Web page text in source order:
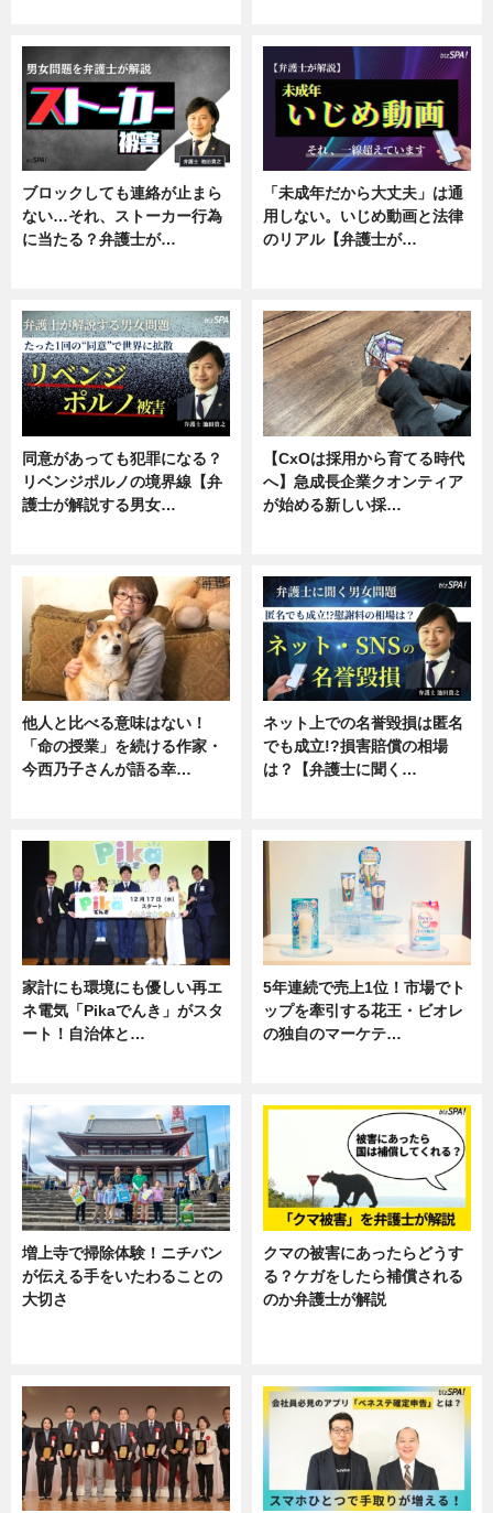
ブロックしても連絡が止まら
ない…それ、ストーカー行為
に当たる？弁護士が…
「未成年だから大丈夫」は通
用しない。いじめ動画と法律
のリアル【弁護士が…
同意があっても犯罪になる？
リベンジポルノの境界線【弁
護士が解説する男女…
【CxOは採用から育てる時代
へ】急成長企業クオンティア
が始める新しい採…
他人と比べる意味はない！
「命の授業」を続ける作家・
今西乃子さんが語る幸…
ネット上での名誉毀損は匿名
でも成立!?損害賠償の相場
は？【弁護士に聞く…
家計にも環境にも優しい再エ
ネ電気「Pikaでんき」がスタ
ート！自治体と…
5年連続で売上1位！市場でト
ップを牽引する花王・ビオレ
の独自のマーケテ…
増上寺で掃除体験！ニチバン
が伝える手をいたわることの
大切さ
クマの被害にあったらどうす
る？ケガをしたら補償される
のか弁護士が解説